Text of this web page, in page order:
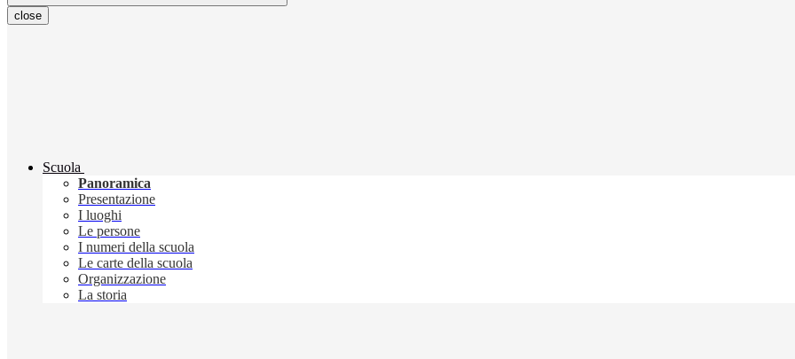
close
Scuola
Panoramica
Presentazione
I luoghi
Le persone
I numeri della scuola
Le carte della scuola
Organizzazione
La storia